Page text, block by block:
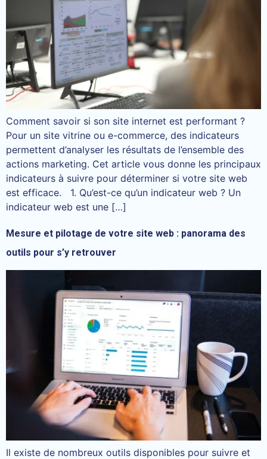
Comment savoir si son site internet est performant ?
Pour un site vitrine ou e-commerce, des indicateurs
permettent d’analyser les résultats de l’ensemble des
actions marketing. Cet article vous donne les principaux
indicateurs à suivre pour déterminer si votre site web
est efficace. 1. Qu’est-ce qu’un indicateur web ? Un
indicateur web est une […]
Mesure et pilotage de votre site web : panorama des
outils pour s’y retrouver
Il existe de nombreux outils disponibles pour suivre et